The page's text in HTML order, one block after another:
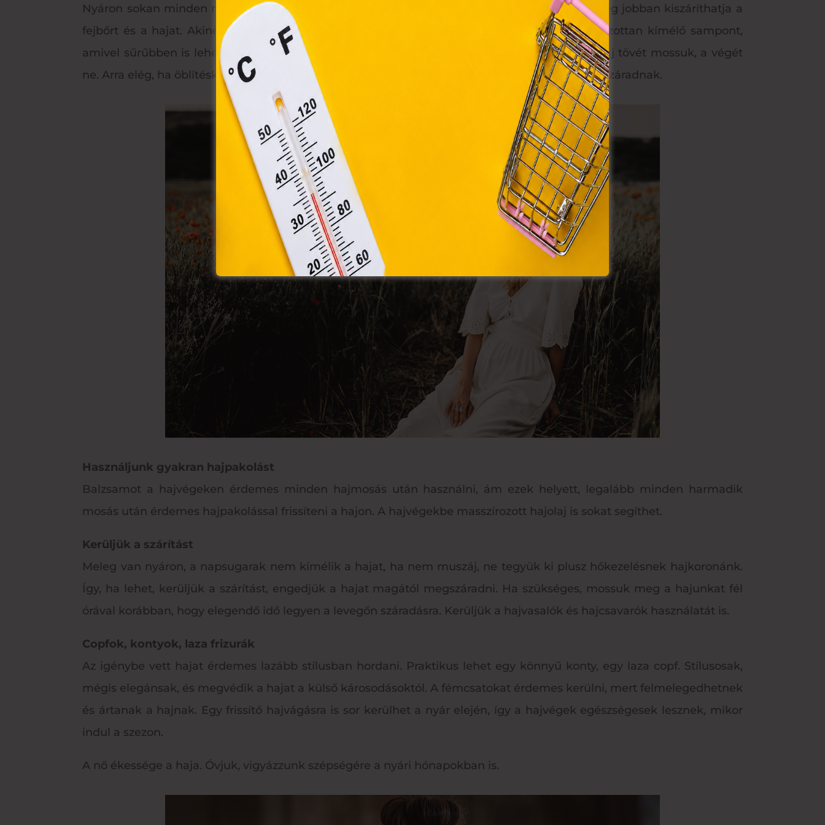
Nyáron sokan minden nap hajat mosnak, de ez nem igazán szerencsés. A túl sok sampon még jobban kiszáríthatja a
fejbőrt és a hajat. Akinek a fejbőre izzadékony, és a haja könnyen zsírosodik, válasszon fokozottan kímélő sampont,
amivel sűrűbben is lehet hajat mosni. Arra is érdemes odafigyelni, hogy csak a fejbőrt és a haj tövét mossuk, a végét
ne. Arra elég, ha öblítéskor rácsorog a samponos víz. Ha a haj végeit is mossuk, könnyebben kiszáradnak.
Használjunk gyakran hajpakolást
Balzsamot a hajvégeken érdemes minden hajmosás után használni, ám ezek helyett, legalább minden harmadik
mosás után érdemes hajpakolással frissíteni a hajon. A hajvégekbe masszírozott hajolaj is sokat segíthet.
Kerüljük a szárítást
Meleg van nyáron, a napsugarak nem kímélik a hajat, ha nem muszáj, ne tegyük ki plusz hőkezelésnek hajkoronánk.
Így, ha lehet, kerüljük a szárítást, engedjük a hajat magától megszáradni. Ha szükséges, mossuk meg a hajunkat fél
órával korábban, hogy elegendő idő legyen a levegőn száradásra. Kerüljük a hajvasalók és hajcsavarók használatát is.
Copfok, kontyok, laza frizurák
Az igénybe vett hajat érdemes lazább stílusban hordani. Praktikus lehet egy könnyű konty, egy laza copf. Stílusosak,
mégis elegánsak, és megvédik a hajat a külső károsodásoktól. A fémcsatokat érdemes kerülni, mert felmelegedhetnek
és ártanak a hajnak. Egy frissítő hajvágásra is sor kerülhet a nyár elején, így a hajvégek egészségesek lesznek, mikor
indul a szezon.
A nő ékessége a haja. Óvjuk, vigyázzunk szépségére a nyári hónapokban is.
törvény, valamint az Európai Unió előírásainak megfelelően használjuk. Azon
weblapoknak, melyek az Európai Unió országain belül működnek, a „sütik"
használatához, és ezeknek a felhasználó számítógépén vagy egyéb
eszközén történő tárolásához a felhasználók hozzájárulását kell kérniük.
Módosítom a beállításokat